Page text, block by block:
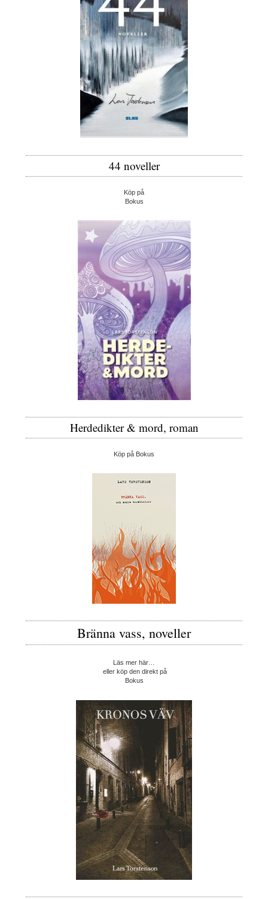
44 noveller
Köp på
Bokus
Herdedikter & mord, roman
Köp på Bokus
Bränna vass, noveller
Läs mer här…
eller köp den direkt på
Bokus